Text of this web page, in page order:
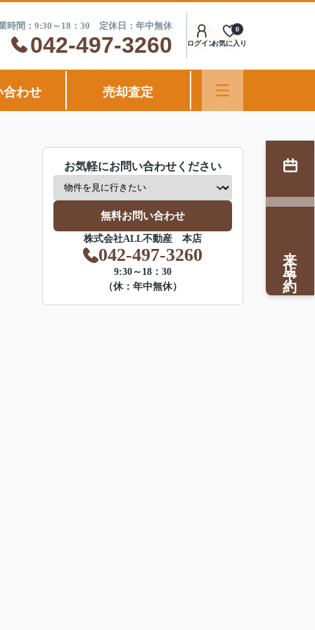
時間：9:30～18：30 定休日：年中無休
042-497-3260 ログインお気に入り
0
合わせ 売却査定
お気軽にお問い合わせください
無料お問い合わせ
株式会社ALL不動産 本店
042-497-3260
9:30～18：30
（休：年中無休）
来店予約